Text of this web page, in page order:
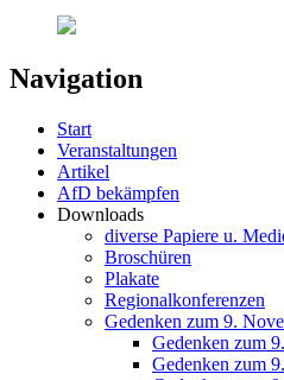
Navigation
Start
Veranstaltungen
Artikel
AfD bekämpfen
Downloads
diverse Papiere u.
Broschüren
Plakate
Regionalkonferenzen
Gedenken zum 9.
Gedenken zum
Gedenken zum